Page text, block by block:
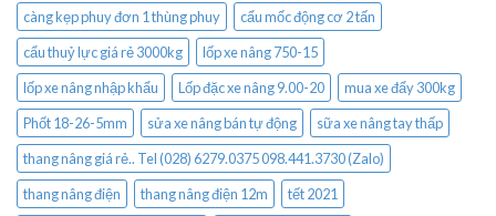
càng kẹp phuy đơn 1 thùng phuy
cẩu mốc động cơ 2 tấn
cẩu thuỷ lực giá rẻ 3000kg
lốp xe nâng 750-15
lốp xe nâng nhập khẩu
Lốp đặc xe nâng 9.00-20
mua xe đẩy 300kg
Phốt 18-26-5mm
sửa xe nâng bán tự động
sữa xe nâng tay thấp
thang nâng giá rẻ.. Tel (028) 6279.0375 098.441.3730 (Zalo)
thang nâng điện
thang nâng điện 12m
tết 2021